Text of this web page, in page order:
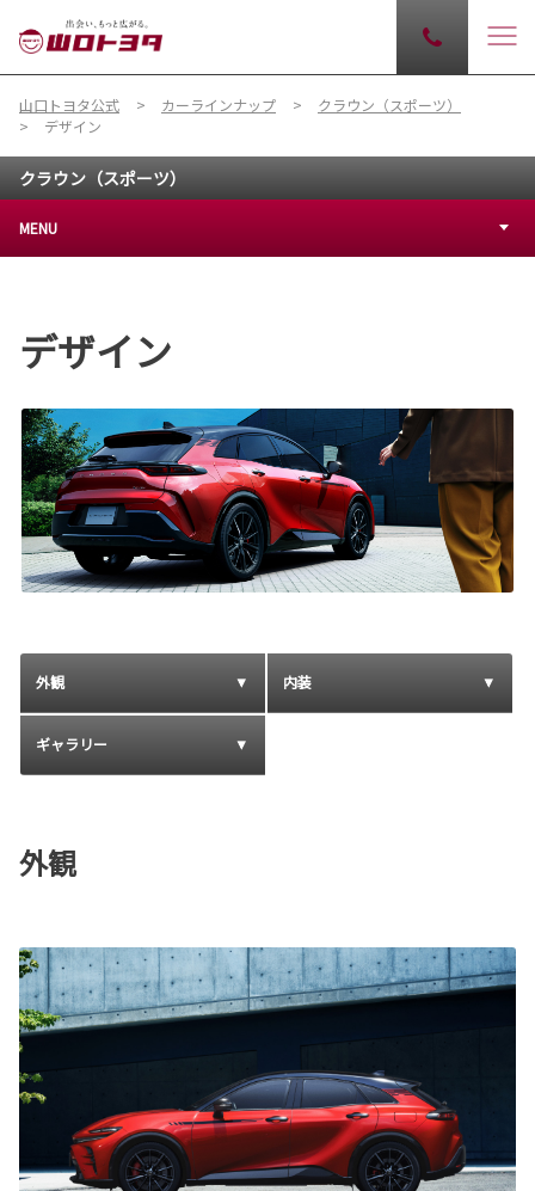
山口トヨタ公式 カーラインナップ
クラウン（スポーツ）
デザイン
クラウン（スポーツ）
MENU
デザイン
外観 内装
ギャラリー
外観